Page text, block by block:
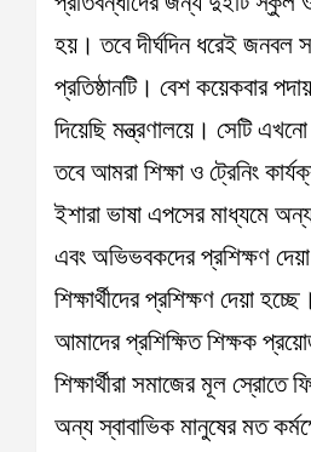
হয়। তবে দীর্ঘদিন ধরেই জনবল
প্রতিষ্ঠানটি। বেশ কয়েকবার
দিয়েছি মন্ত্রণালয়ে। সেটি
তবে আমরা শিক্ষা ও ট্রেনিং
ইশারা ভাষা এপসের মাধ্যমে
এবং অভিভবকদের প্রশিক্ষণ
শিক্ষার্থীদের প্রশিক্ষণ দেয়া
আমাদের প্রশিক্ষিত শিক্ষক
শিক্ষার্থীরা সমাজের মূল স্রোতে
অন্য স্বাবাভিক মানুষের মত